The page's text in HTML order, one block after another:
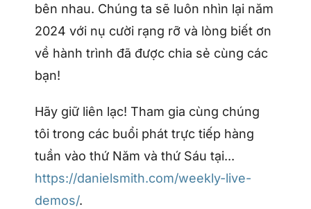
bên nhau. Chúng ta sẽ luôn nhìn lại năm
2024 với nụ cười rạng rỡ và lòng biết ơn
về hành trình đã được chia sẻ cùng các
bạn!
Hãy giữ liên lạc! Tham gia cùng chúng
tôi trong các buổi phát trực tiếp hàng
tuần vào thứ Năm và thứ Sáu tại...
https://danielsmith.com/weekly-live-
demos/.